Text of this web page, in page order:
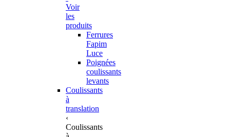
Voir
les
produits
Ferrures
Fapim
Luce
Poignées
coulissants
levants
Coulissants
à
translation
‹
Coulissants